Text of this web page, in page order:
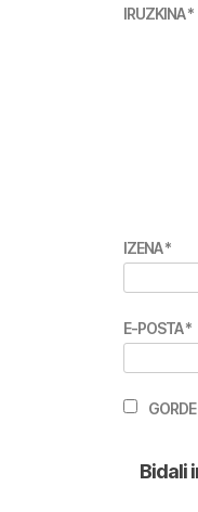
IRUZKINA*
IZENA*
E-POSTA*